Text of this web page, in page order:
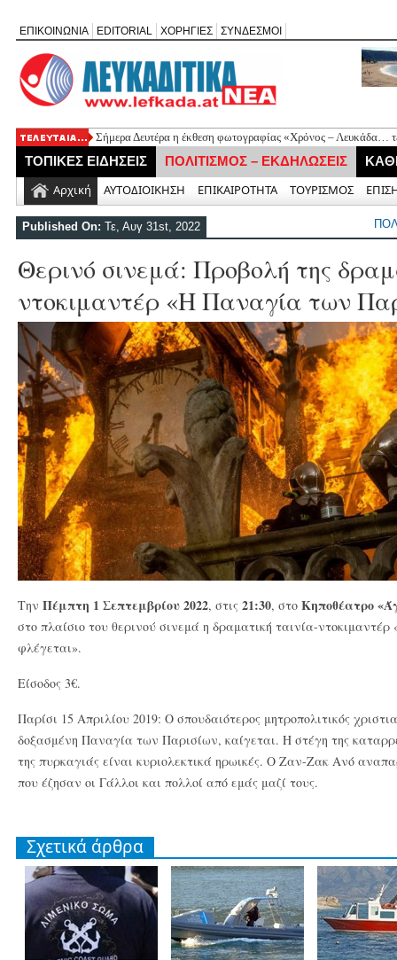
ΕΠΙΚΟΙΝΩΝΙΑ EDITORIAL ΧΟΡΗΓΙΕΣ ΣΥΝΔΕΣΜΟΙ
Σήμερα Δευτέρα η έκθεση φωτογραφίας «Χρόνος – Λευκάδα…
Ψήφισμα διαμαρτυρίας των κατοίκων Καβάλου για την έλλειψη
«Έφυγε» σε ηλικία 74 ετών ο ηθοποιός Νίκος Καλογερόπουλος
Η Λευκάδα τίμησε τον δικό της Ηλία Λογοθέτη σε μια βραδιά
ΤΟΠΙΚΕΣ ΕΙΔΗΣΕΙΣ ΠΟΛΙΤΙΣΜΟΣ – ΕΚΔΗΛΩΣΕΙΣ
Αρχική ΑΥΤΟΔΙΟΙΚΗΣΗ ΕΠΙΚΑΙΡΟΤΗΤΑ ΤΟΥΡΙΣΜΟΣ
Published On: Τε, Αυγ 31st, 2022
Θερινό σινεμά: Προβολή της
ντοκιμαντέρ «Η Παναγία των
Την Πέμπτη 1 Σεπτεμβρίου 2022, στις 21:30, στο Κηποθέατρο
στο πλαίσιο του θερινού σινεμά η δραματική ταινία-
φλέγεται».
Είσοδος 3€.
Παρίσι 15 Απριλίου 2019: Ο σπουδαιότερος μητροπολιτικός
δοξασμένη Παναγία των Παρισίων, καίγεται. Η στέγη της
της πυρκαγιάς είναι κυριολεκτικά ηρωικές. Ο Ζαν-Ζακ Ανό
που έζησαν οι Γάλλοι και πολλοί από εμάς μαζί τους.
Σχετικά άρθρα